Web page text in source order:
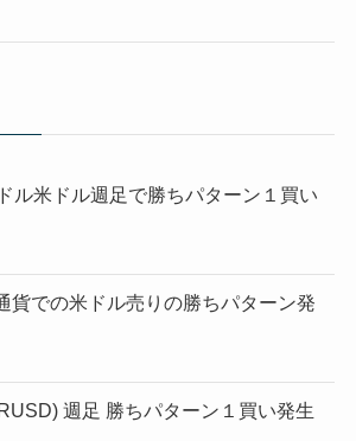
ル米ドル週足で勝ちパターン１買い
貨での米ドル売りの勝ちパターン発
週足 勝ちパターン１買い発生